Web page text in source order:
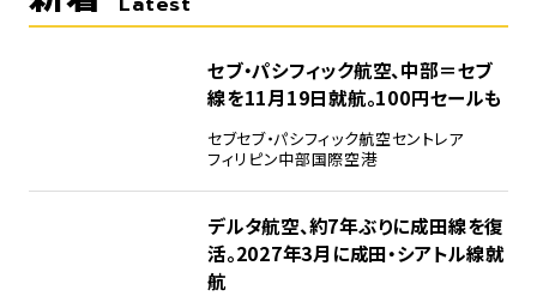
セブ・パシフィック航空、中部＝セブ
線を11月19日就航。100円セールも
セブセブ・パシフィック航空セントレア
フィリピン中部国際空港
デルタ航空、約7年ぶりに成田線を復
活。2027年3月に成田・シアトル線就
航